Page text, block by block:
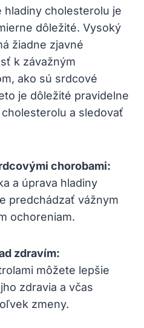
⁤hladiny cholesterolu je
dôležité. Vysoký
žiadne zjavné
k závažným
ako sú srdcové
je dôležité pravidelne
a​ sledovať
⁤chorobami:
a úprava​ hladiny
predchádzať vážnym
ochoreniam.
zdravím:
môžete lepšie
zdravia a ⁢včas
zmeny.